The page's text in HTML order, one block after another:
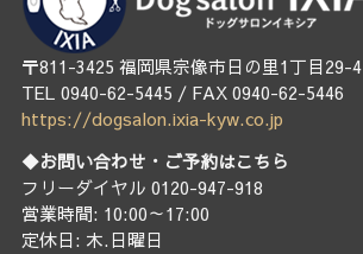
〒811-3425 福岡県宗像市日の里1丁目29-4
TEL 0940-62-5445 / FAX 0940-62-5446
https://dogsalon.ixia-kyw.co.jp
◆お問い合わせ・ご予約はこちら
フリーダイヤル 0120-947-918
営業時間: 10:00～17:00
定休日: 木.日曜日